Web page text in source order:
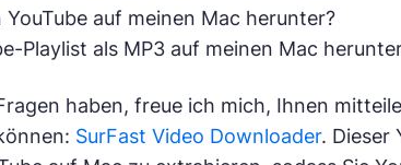
auf meinen Mac herunter?
Playlist als MP3 auf meinen Mac
haben, freue ich mich, Ihnen
SurFast Video Downloader. Dieser